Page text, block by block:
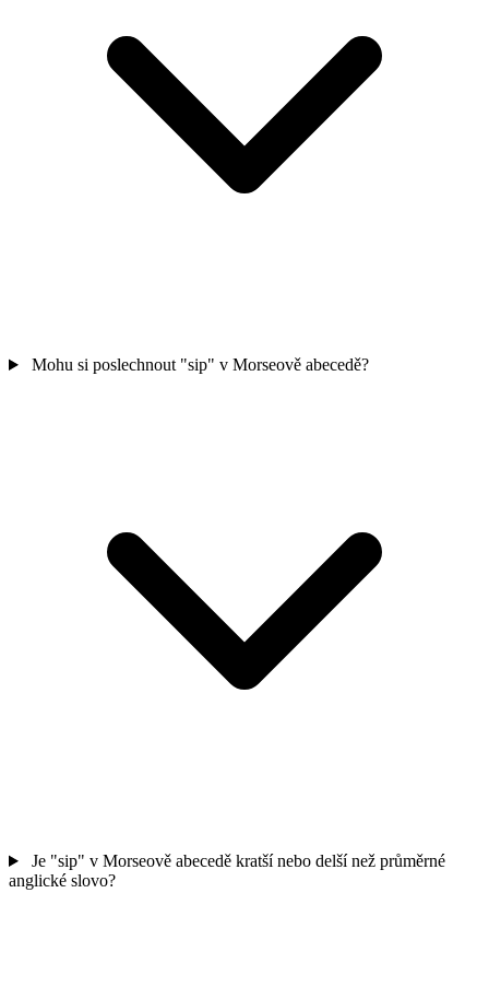
Mohu si poslechnout "sip" v Morseově abecedě?
Je "sip" v Morseově abecedě kratší nebo delší než průměrné
anglické slovo?